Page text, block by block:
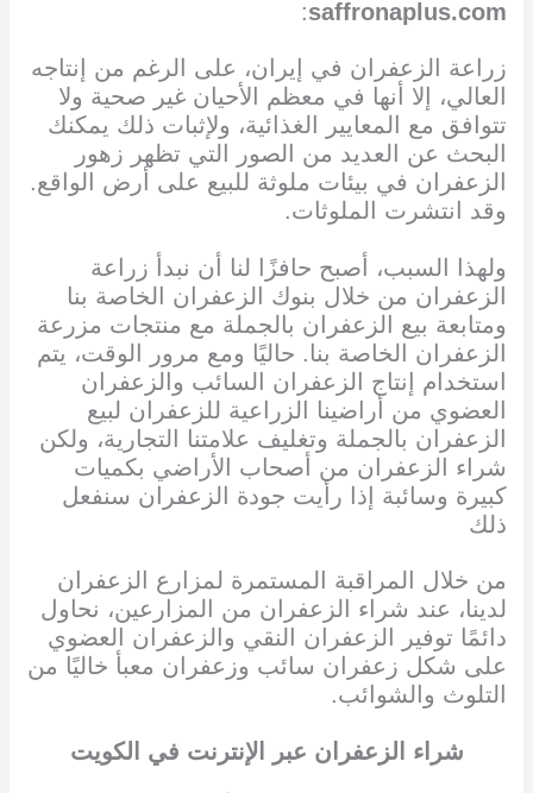
saffronaplus.com
:
زراعة الزعفران في إيران، على الرغم من إنتاجه
العالي، إلا أنها في معظم الأحيان غير صحية ولا
تتوافق مع المعايير الغذائية، ولإثبات ذلك يمكنك
البحث عن العديد من الصور التي تظهر زهور
الزعفران في بيئات ملوثة للبيع على أرض الواقع.
وقد انتشرت الملوثات.
ولهذا السبب، أصبح حافزًا لنا أن نبدأ زراعة
الزعفران من خلال بنوك الزعفران الخاصة بنا
ومتابعة بيع الزعفران بالجملة مع منتجات مزرعة
الزعفران الخاصة بنا. حاليًا ومع مرور الوقت، يتم
استخدام إنتاج الزعفران السائب والزعفران
العضوي من أراضينا الزراعية للزعفران لبيع
الزعفران بالجملة وتغليف علامتنا التجارية، ولكن
شراء الزعفران من أصحاب الأراضي بكميات
كبيرة وسائبة إذا رأيت جودة الزعفران سنفعل
ذلك
من خلال المراقبة المستمرة لمزارع الزعفران
لدينا، عند شراء الزعفران من المزارعين، نحاول
دائمًا توفير الزعفران النقي والزعفران العضوي
على شكل زعفران سائب وزعفران معبأ خاليًا من
التلوث والشوائب.
شراء الزعفران عبر الإنترنت في الكويت